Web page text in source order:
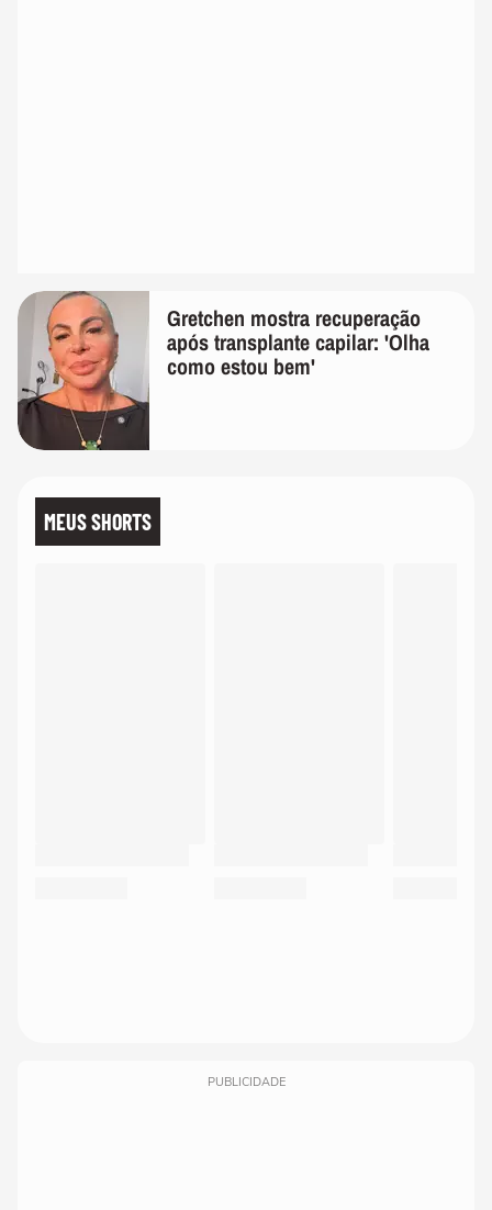
Gretchen mostra recuperação
após transplante capilar: 'Olha
como estou bem'
MEUS SHORTS
PUBLICIDADE